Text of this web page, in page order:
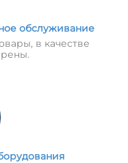
обслуживание
в качестве